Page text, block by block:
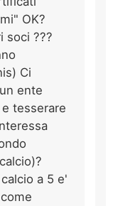
OK?
soci ???
Ci
ente
tesserare
a 5 e'